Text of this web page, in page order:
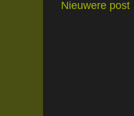
Nieuwere post